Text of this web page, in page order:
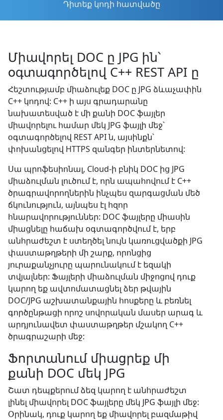
Դիտեք կոդի հատվածը
Միավորել DOC ը JPG ին՝
օգտագործելով C++ REST API ը
Հեշտությամբ միաձուլեք DOC ը JPG ձևաչափին
C++ կոդով: C++ ի այս գրադարանը
նախատեսված է մի քանի DOC ֆայլեր
միավորելու համար մեկ JPG ֆայլի մեջ՝
օգտագործելով REST API ն, այսինքն՝
փոխանցելով HTTPS զանգեր ինտերնետով:
Սա պրոֆեսիոնալ, Cloud-ի բնիկ DOC ից JPG
միաձուլման լուծում է, որն ապահովում է C++
ծրագրավորողներին ինչպես զարգացման մեծ
ճկունություն, այնպես էլ հզոր
հնարավորություններ: DOC ֆայլերը միասին
միացնելը հաճախ օգտագործվում է, երբ
անհրաժեշտ է ստեղծել նույն կառուցվածքի JPG
փաստաթղթերի մի շարք, որոնցից
յուրաքանչյուրը պարունակում է եզակի
տվյալներ: Ֆայլերի միաձուլման միջոցով դուք
կարող եք ավտոմատացնել ձեր թվային
DOC/JPG աշխատանքային հոսքերը և բեռնել
գործընթացի որոշ սովորական մասեր արագ և
արդյունավետ փաստաթղթեր մշակող C++
ծրագրաշարի մեջ:
Ֆորտանում միացրեք մի
քանի DOC մեկ JPG
Շատ դեպքերում ձեզ կարող է անհրաժեշտ
լինել միավորել DOC ֆայլերը մեկ JPG ֆայլի մեջ:
Օրինակ, դուք կարող եք միավորել բազմաթիվ